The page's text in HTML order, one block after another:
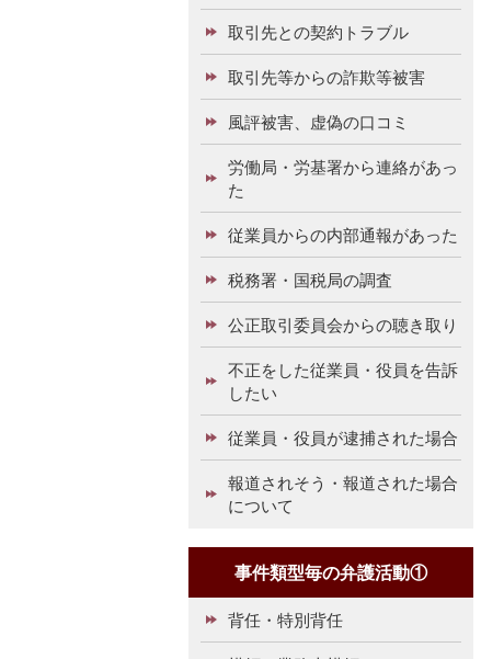
取引先との契約トラブル
取引先等からの詐欺等被害
風評被害、虚偽の口コミ
労働局・労基署から連絡があっ
た
従業員からの内部通報があった
税務署・国税局の調査
公正取引委員会からの聴き取り
不正をした従業員・役員を告訴
したい
従業員・役員が逮捕された場合
報道されそう・報道された場合
について
事件類型毎の弁護活動①
背任・特別背任